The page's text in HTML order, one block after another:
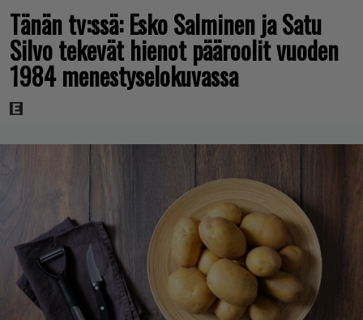
Tänän tv:ssä: Esko Salminen ja Satu
Silvo tekevät hienot pääroolit vuoden
1984 menestyselokuvassa